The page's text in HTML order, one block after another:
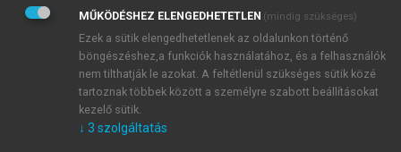
Adatkezelési tájékoztatóbanfoglaltakat tudomásul
veszem és elfogadom.
Általános vásárlási feltételeket, valamint a szotar.netés a
mersz.huoldalak licencszerződéseiben foglaltakat
tudomásul veszem és elfogadom.
KIPRÓBÁLOM
MŰKÖDÉSHEZ ELENGEDHETETLEN (mindig szükséges)
Ezek a sütik elengedhetetlenek az oldalunkon történő
böngészéshez,a funkciók használatához, és a felhasználók
nem tilthatják le azokat. A feltétlenül szükséges sütik közé
tartoznak többek között a személyre szabott beállításokat
kezelő sütik.
↓ 3 szolgáltatás